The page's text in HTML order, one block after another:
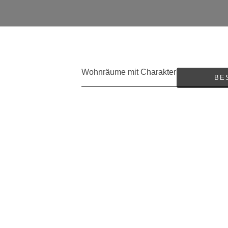
Wohnräume mit Charakter